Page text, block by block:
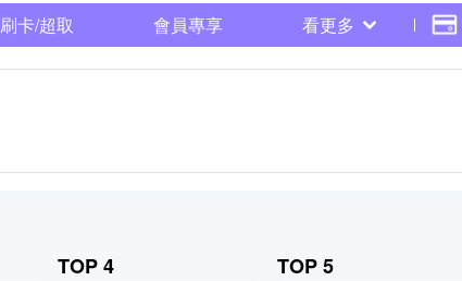
刷卡/超取 會員專享 看更多
TOP 4 TOP 5